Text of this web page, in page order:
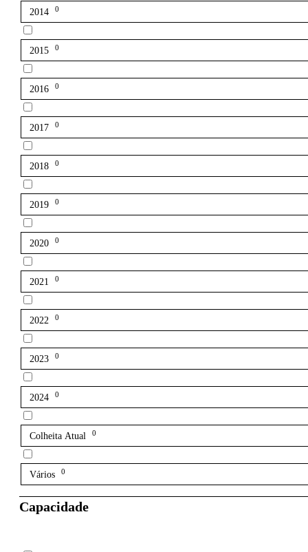
2014 0
2015 0
2016 0
2017 0
2018 0
2019 0
2020 0
2021 0
2022 0
2023 0
2024 0
Colheita Atual 0
Vários 0
Capacidade